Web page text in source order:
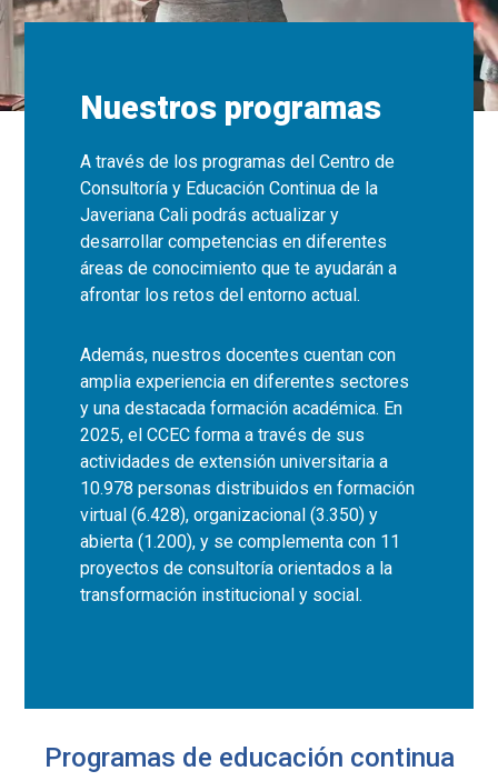
Nuestros programas
A través de los programas del Centro de
Consultoría y Educación Continua de la
Javeriana Cali podrás actualizar y
desarrollar competencias en diferentes
áreas de conocimiento que te ayudarán a
afrontar los retos del entorno actual.
Además, nuestros docentes cuentan con
amplia experiencia en diferentes sectores
y una destacada formación académica. En
2025, el CCEC forma a través de sus
actividades de extensión universitaria a
10.978 personas distribuidos en formación
virtual (6.428), organizacional (3.350) y
abierta (1.200), y se complementa con 11
proyectos de consultoría orientados a la
transformación institucional y social.
Programas de educación continua